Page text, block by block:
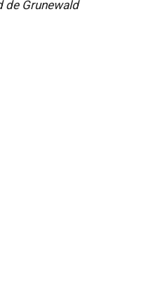
de Grunewald